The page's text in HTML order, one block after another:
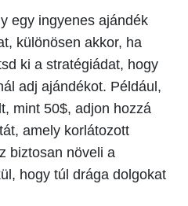
egy ingyenes ajándék
különösen akkor, ha
ki a stratégiádat, hogy
adj ajándékot. Például,
mint 50$, adjon hozzá
amely korlátozott
biztosan növeli a
hogy túl drága dolgokat